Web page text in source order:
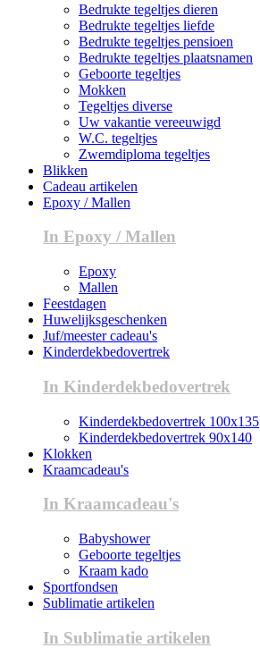
Bedrukte tegeltjes dieren
Bedrukte tegeltjes liefde
Bedrukte tegeltjes pensioen
Bedrukte tegeltjes plaatsnamen
Geboorte tegeltjes
Mokken
Tegeltjes diverse
Uw vakantie vereeuwigd
W.C. tegeltjes
Zwemdiploma tegeltjes
Blikken
Cadeau artikelen
Epoxy / Mallen
In Epoxy / Mallen
Epoxy
Mallen
Feestdagen
Huwelijksgeschenken
Juf/meester cadeau's
Kinderdekbedovertrek
In Kinderdekbedovertrek
Kinderdekbedovertrek 100x135
Kinderdekbedovertrek 90x140
Klokken
Kraamcadeau's
In Kraamcadeau's
Babyshower
Geboorte tegeltjes
Kraam kado
Sportfondsen
Sublimatie artikelen
In Sublimatie artikelen